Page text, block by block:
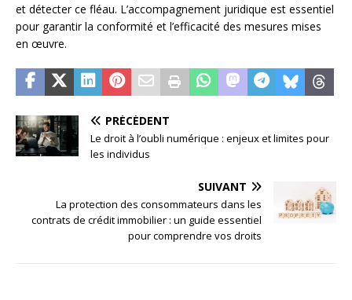
et détecter ce fléau. L’accompagnement juridique est essentiel
pour garantir la conformité et l’efficacité des mesures mises
en œuvre.
PRÉCÉDENT
Le droit à l’oubli numérique : enjeux et limites pour
les individus
SUIVANT
La protection des consommateurs dans les
contrats de crédit immobilier : un guide essentiel
pour comprendre vos droits